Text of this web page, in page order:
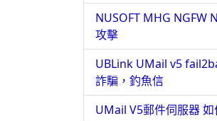
NUSOFT MHG NGFW
攻擊
UBLink UMail v5
詐騙，釣魚信
UMail V5郵件伺服器